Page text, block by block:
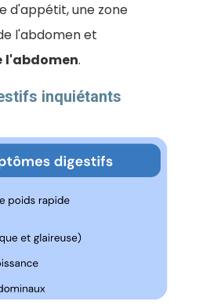
d'appétit, une zone
l'abdomen et
l'abdomen.
inquiétants